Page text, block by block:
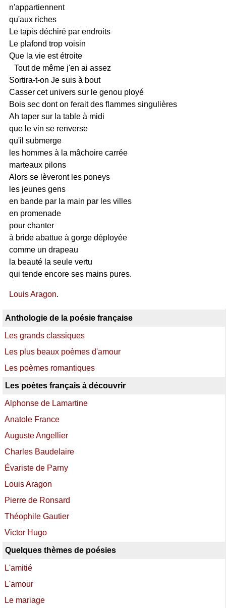
n'appartiennent
qu'aux riches
Le tapis déchiré par endroits
Le plafond trop voisin
Que la vie est étroite
Tout de même j'en ai assez
Sortira-t-on Je suis à bout
Casser cet univers sur le genou ployé
Bois sec dont on ferait des flammes singulières
Ah taper sur la table à midi
que le vin se renverse
qu'il submerge
les hommes à la mâchoire carrée
marteaux pilons
Alors se lèveront les poneys
les jeunes gens
en bande par la main par les villes
en promenade
pour chanter
à bride abattue à gorge déployée
comme un drapeau
la beauté la seule vertu
qui tende encore ses mains pures.
Louis Aragon.
Anthologie de la poésie française
Les grands classiques
Les plus beaux poèmes d'amour
Les poèmes romantiques
Les poètes français à découvrir
Alphonse de Lamartine
Anatole France
Auguste Angellier
Charles Baudelaire
Évariste de Parny
Louis Aragon
Pierre de Ronsard
Théophile Gautier
Victor Hugo
Quelques thèmes de poésies
L'amitié
L'amour
Le mariage